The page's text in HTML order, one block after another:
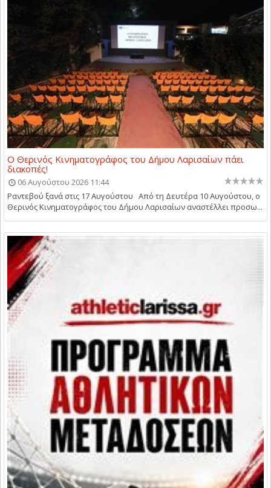
Ο Θερινός Κινηματογράφος του Δήμου Λαρισαίων πάει
διακοπές!
06 Αυγούστου 2026 11:44
Ραντεβού ξανά στις 17 Αυγούστου Από τη Δευτέρα 10 Αυγούστου, ο
Θερινός Κινηματογράφος του Δήμου Λαρισαίων αναστέλλει προσω...